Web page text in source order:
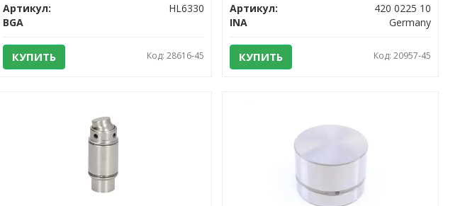
Артикул:
HL6330
BGA
КУПИТЬ Код: 28616-45
Артикул:
420 0225 10
INA
Germany
КУПИТЬ Код: 20957-45